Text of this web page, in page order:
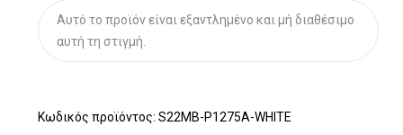
Αυτό το προϊόν είναι εξαντλημένο και μή διαθέσιμο
αυτή τη στιγμή.
Κωδικός προϊόντος: S22MB-P1275A-WHITE